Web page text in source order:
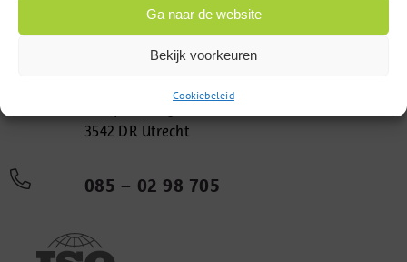
Ga naar de website
Bekijk voorkeuren
Cookiebeleid
3542 DR Utrecht
085 – 02 98 705